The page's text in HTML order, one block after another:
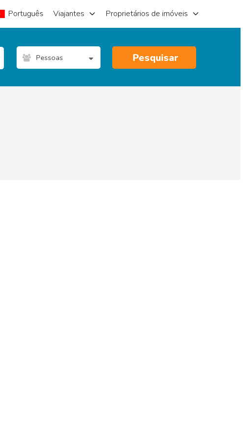
Português Viajantes Proprietários de imóveis
Pessoas Pesquisar